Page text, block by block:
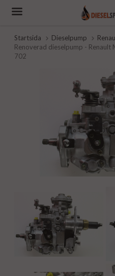
Startsida Dieselpump
Renoverad dieselpump -
702